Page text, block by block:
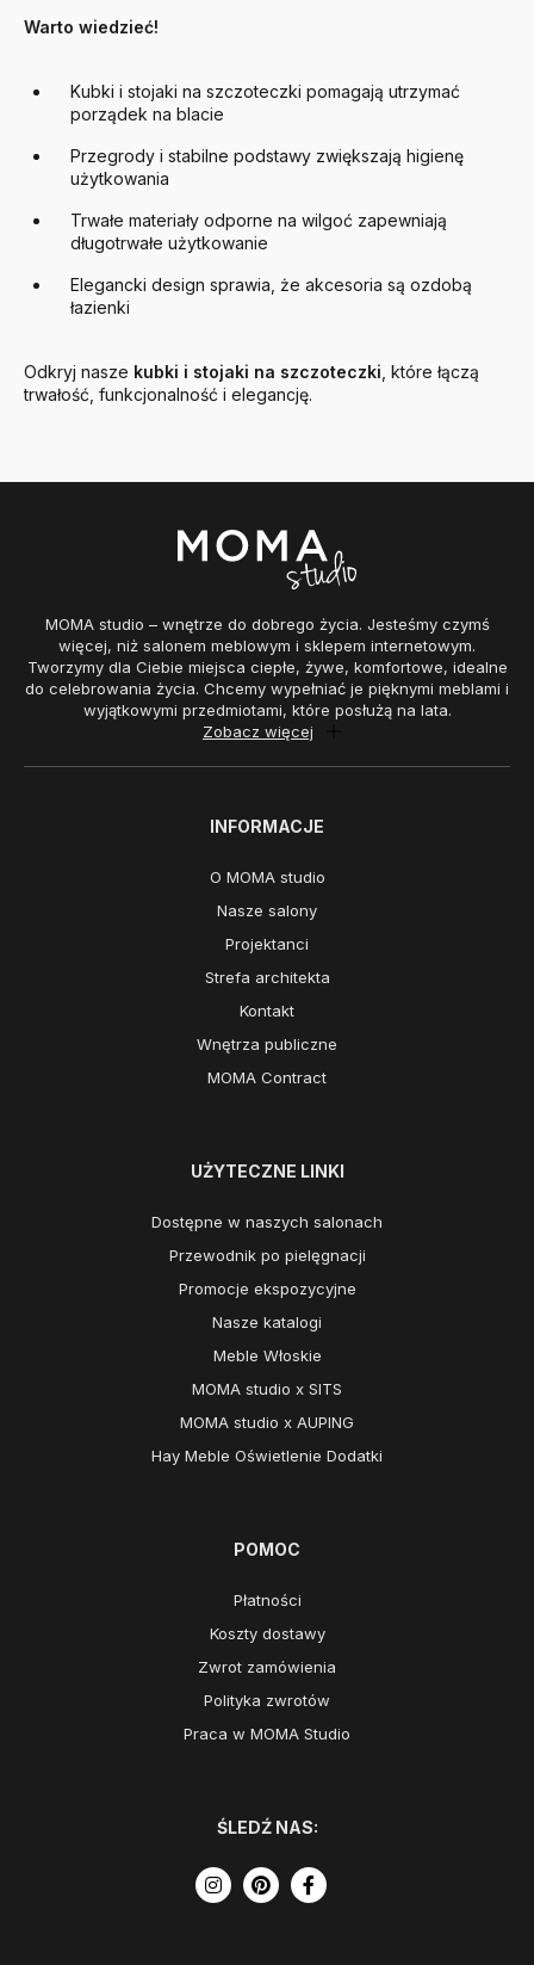
Warto wiedzieć!
Kubki i stojaki na szczoteczki pomagają utrzymać
porządek na blacie
Przegrody i stabilne podstawy zwiększają higienę
użytkowania
Trwałe materiały odporne na wilgoć zapewniają
długotrwałe użytkowanie
Elegancki design sprawia, że akcesoria są ozdobą
łazienki
Odkryj nasze kubki i stojaki na szczoteczki , które łączą
trwałość, funkcjonalność i elegancję.
MOMA studio – wnętrze do dobrego życia. Jesteśmy czymś
więcej, niż salonem meblowym i sklepem internetowym.
Tworzymy dla Ciebie miejsca ciepłe, żywe, komfortowe, idealne
do celebrowania życia. Chcemy wypełniać je pięknymi meblami i
wyjątkowymi przedmiotami, które posłużą na lata.
Zobacz więcej
INFORMACJE
O MOMA studio
Nasze salony
Projektanci
Strefa architekta
Kontakt
Wnętrza publiczne
MOMA Contract
UŻYTECZNE LINKI
Dostępne w naszych salonach
Przewodnik po pielęgnacji
Promocje ekspozycyjne
Nasze katalogi
Meble Włoskie
MOMA studio x SITS
MOMA studio x AUPING
Hay Meble Oświetlenie Dodatki
POMOC
Płatności
Koszty dostawy
Zwrot zamówienia
Polityka zwrotów
Praca w MOMA Studio
ŚLEDŹ NAS: